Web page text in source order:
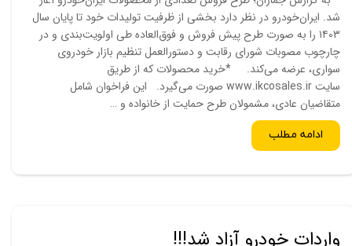
شد. ایران‌خودرو در نظر دارد بخشی از ظرفیت تولیدات خود تا پایان سال
۱۴۰۳ را به صورت طرح پیش فروش و فوق‌العاده طی اولویت‌بندی و در
چارچوب مصوبات شورای رقابت و دستورالعمل تنظیم بازار خودروی
سواری، عرضه می‌کند. *خرید محصولات که از طریق
سایت www.ikcosales.ir صورت می‌گیرد. این فراخوان شامل
متقاضیان عادی، مشمولان طرح حمایت از خانواده و …
ادامه مطلب
واردات خودرو آزاد شد!!!